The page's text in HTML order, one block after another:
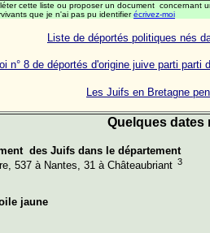
cette liste ou proposer un document concernant
que je n'ai pas pu identifierécrivez-moi
Liste de déportés politiques nés
n° 8 de déportés d'origine juive parti
Les Juifs en Bretagne
Quelques dates
des Juifs dans le département
537 à Nantes, 31 à Châteaubriant 3
jaune